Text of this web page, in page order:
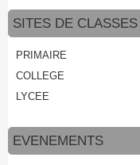
SITES DE CLASSES
PRIMAIRE
COLLEGE
LYCEE
EVENEMENTS